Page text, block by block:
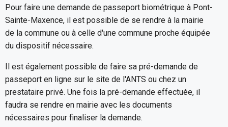
Pour faire une demande de passeport biométrique à Pont-
Sainte-Maxence, il est possible de se rendre à la mairie
de la commune ou à celle d'une commune proche équipée
du dispositif nécessaire.
Il est également possible de faire sa pré-demande de
passeport en ligne sur le site de l'ANTS ou chez un
prestataire privé. Une fois la pré-demande effectuée, il
faudra se rendre en mairie avec les documents
nécessaires pour finaliser la demande.